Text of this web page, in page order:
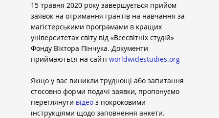
15 травня 2020 року завершується прийом
заявок на отримання грантів на навчання за
магістерськими програмами в кращих
університетах світу від «Всесвітніх студій»
Фонду Віктора Пінчука. Документи
приймаються на сайті worldwidestudies.org
Якщо у вас виникли труднощі або запитання
стосовно форми подачі заявки, пропонуємо
переглянути відео з покроковими
інструкціями щодо заповнення анкети.